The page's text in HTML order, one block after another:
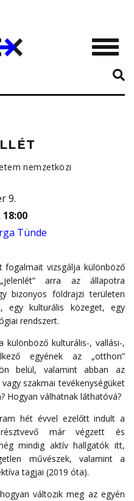
nemzetközi
9.
Tünde
vizsgálja különböző
arra az állapotra
bizonyos földrajzi területen
egy kulturális közeget, egy
rendszert.
különböző kulturális-, vallási-,
egyének az „otthon”
belül, valamint abban az
szakmai tevékenységüket
Hogyan válhatnak láthatóvá?
hét évvel ezelőtt indult a
már végzett és
mindig aktív hallgatók itt,
művészek, valamint a
tagjai (2019 óta).
változik meg az egyén